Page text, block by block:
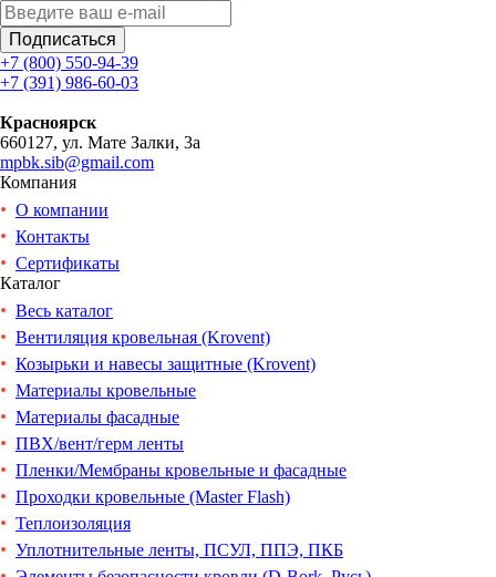
Подписаться
+7 (800) 550-94-39
+7 (391) 986-60-03
Красноярск
660127, ул. Мате Залки, 3а
mpbk.sib@gmail.com
Компания
О компании
Контакты
Сертификаты
Каталог
Весь каталог
Вентиляция кровельная (Krovent)
Козырьки и навесы защитные (Krovent)
Материалы кровельные
Материалы фасадные
ПВХ/вент/герм ленты
Пленки/Мембраны кровельные и фасадные
Проходки кровельные (Master Flash)
Теплоизоляция
Уплотнительные ленты, ПСУЛ, ППЭ, ПКБ